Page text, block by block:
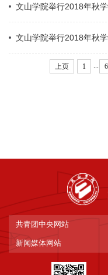
文山学院举行2018年秋
文山学院举行2018年秋
上页 1 ... 6
共青团中央网站
新闻媒体网站